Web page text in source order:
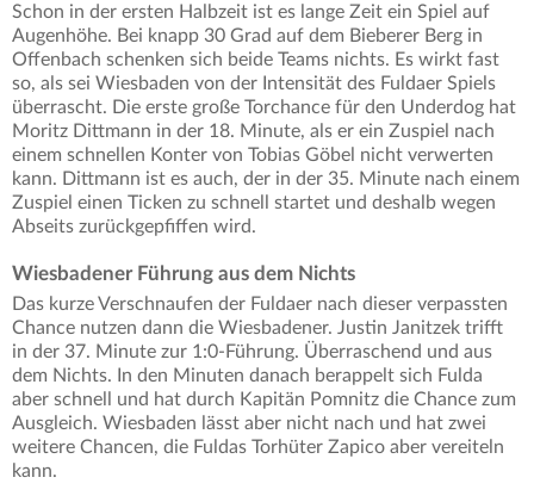
Schon in der ersten Halbzeit ist es lange Zeit ein Spiel auf
Augenhöhe. Bei knapp 30 Grad auf dem Bieberer Berg in
Offenbach schenken sich beide Teams nichts. Es wirkt fast
so, als sei Wiesbaden von der Intensität des Fuldaer Spiels
überrascht. Die erste große Torchance für den Underdog hat
Moritz Dittmann in der 18. Minute, als er ein Zuspiel nach
einem schnellen Konter von Tobias Göbel nicht verwerten
kann. Dittmann ist es auch, der in der 35. Minute nach einem
Zuspiel einen Ticken zu schnell startet und deshalb wegen
Abseits zurückgepfiffen wird.
Wiesbadener Führung aus dem Nichts
Das kurze Verschnaufen der Fuldaer nach dieser verpassten
Chance nutzen dann die Wiesbadener. Justin Janitzek trifft
in der 37. Minute zur 1:0-Führung. Überraschend und aus
dem Nichts. In den Minuten danach berappelt sich Fulda
aber schnell und hat durch Kapitän Pomnitz die Chance zum
Ausgleich. Wiesbaden lässt aber nicht nach und hat zwei
weitere Chancen, die Fuldas Torhüter Zapico aber vereiteln
kann.